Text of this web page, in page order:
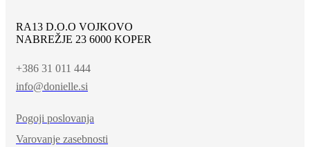
RA13 D.O.O VOJKOVO
NABREŽJE 23 6000 KOPER
+386 31 011 444
info@donielle.si
Pogoji poslovanja
Varovanje zasebnosti